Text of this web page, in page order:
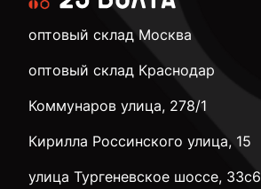
оптовый склад Москва
оптовый склад Краснодар
Коммунаров улица, 278/1
Кирилла Россинского улица, 15
улица Тургеневское шоссе, 33с6